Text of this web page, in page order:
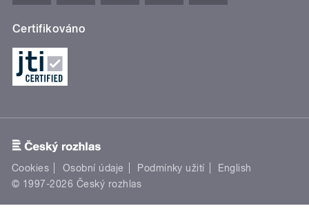
Certifikováno
Cookies Osobní údaje Podmínky užití
English
© 1997-2026 Český rozhlas